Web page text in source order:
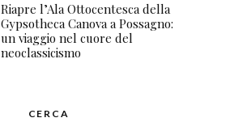
Riapre l’Ala Ottocentesca della
Gypsotheca Canova a Possagno:
un viaggio nel cuore del
neoclassicismo
CERCA